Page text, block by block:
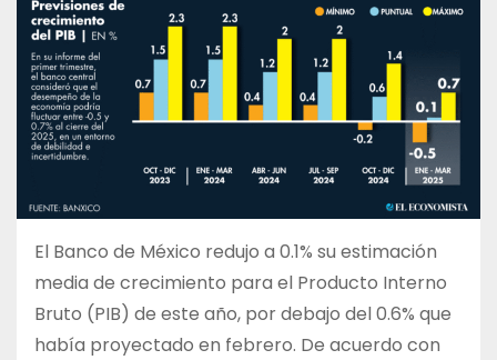
El Banco de México redujo a 0.1% su estimación
media de crecimiento para el Producto Interno
Bruto (PIB) de este año, por debajo del 0.6% que
había proyectado en febrero. De acuerdo con